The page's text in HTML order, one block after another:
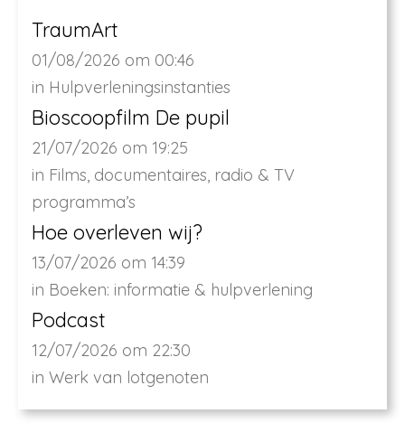
TraumArt
01/08/2026 om 00:46
in Hulpverleningsinstanties
Bioscoopfilm De pupil
21/07/2026 om 19:25
in Films, documentaires, radio & TV
programma’s
Hoe overleven wij?
13/07/2026 om 14:39
in Boeken: informatie & hulpverlening
Podcast
12/07/2026 om 22:30
in Werk van lotgenoten